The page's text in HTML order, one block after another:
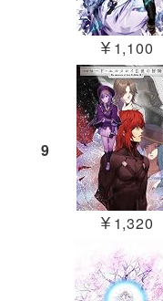
￥1,100
9
￥1,320